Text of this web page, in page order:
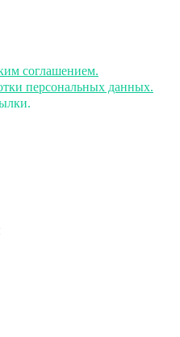
соглашением.
персональных данных.